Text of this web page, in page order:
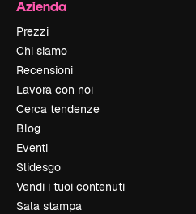
Azienda
Prezzi
Chi siamo
Recensioni
Lavora con noi
Cerca tendenze
Blog
Eventi
Slidesgo
Vendi i tuoi contenuti
Sala stampa